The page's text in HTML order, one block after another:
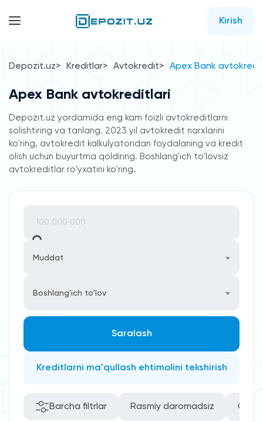
Kirish
Depozit.uz Kreditlar Avtokredit Apex Bank
Apex Bank avtokreditlari
Depozit.uz yordamida eng kam foizli avtokreditlarni
solishtiring va tanlang. 2023 yil avtokredit narxlarini
ko'ring, avtokredit kalkulyatoridan foydalaning va kredit
olish uchun buyurtma qoldiring. Boshlang'ich to'lovsiz
avtokreditlar ro'yxatini ko'ring.
Muddat
Boshlang'ich to'lov
Saralash
Kreditlarni ma'qullash ehtimolini tekshirish
Barcha filtrlar Rasmiy daromadsiz